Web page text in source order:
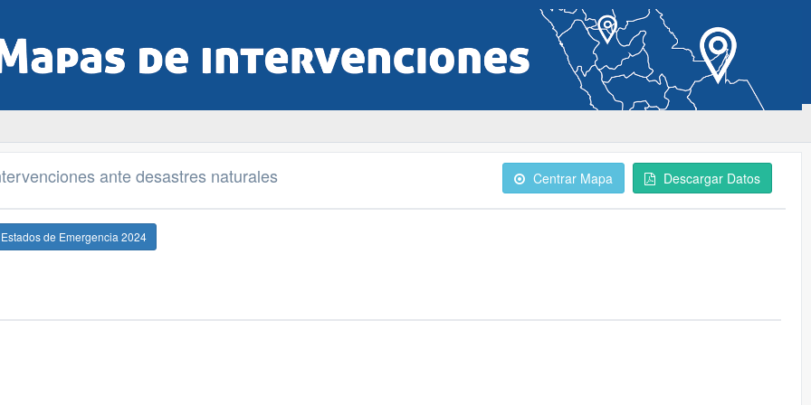
ante desastres naturales Centrar Mapa Descargar Datos
de Emergencia 2024